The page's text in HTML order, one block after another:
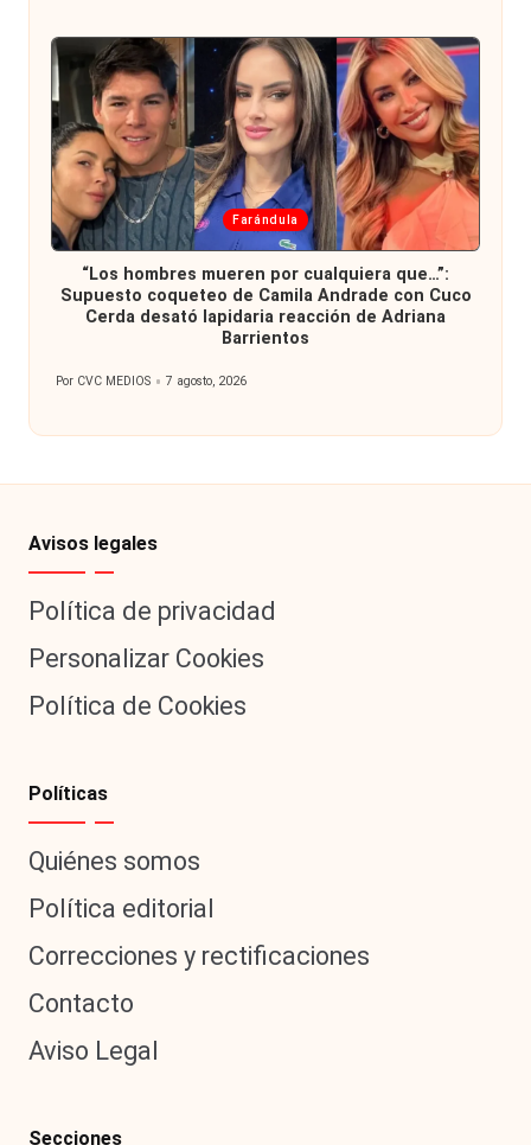
Publicada
en
Farándula
“Los hombres mueren por cualquiera que…”:
Supuesto coqueteo de Camila Andrade con Cuco
Cerda desató lapidaria reacción de Adriana
Barrientos
Publicado
Por CVC MEDIOS 7 agosto, 2026
Avisos legales
Política de privacidad
Personalizar Cookies
Política de Cookies
Políticas
Quiénes somos
Política editorial
Correcciones y rectificaciones
Contacto
Aviso Legal
Secciones